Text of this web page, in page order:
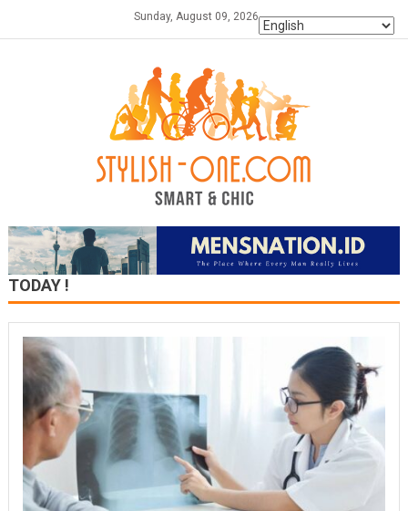
Sunday, August 09, 2026
TODAY !